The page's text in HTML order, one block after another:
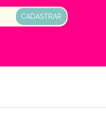
CADASTRAR